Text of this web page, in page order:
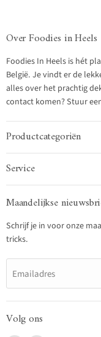
Over Foodies in Heels
Foodies In Heels is hét
België. Je vindt er de
alles over het prachtig
contact komen? Stuur
Productcategoriën
Service
Maandelijkse
Schrijf je in voor onze
tricks.
Emailadres
Volg ons